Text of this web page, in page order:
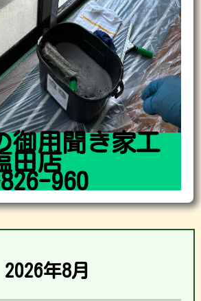
御用聞き家工
田店
960
2026年8月